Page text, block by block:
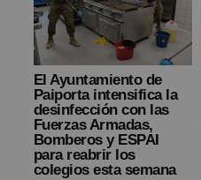
El Ayuntamiento de
Paiporta intensifica la
desinfección con las
Fuerzas Armadas,
Bomberos y ESPAI
para reabrir los
colegios esta semana